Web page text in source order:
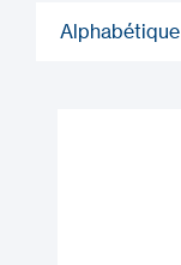
Alphabétique